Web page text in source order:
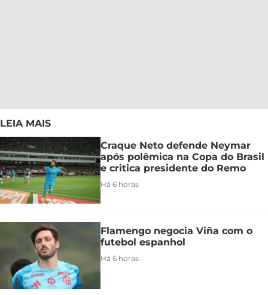
LEIA MAIS
Craque Neto defende Neymar
após polêmica na Copa do Brasil
e critica presidente do Remo
Há 6 horas
Flamengo negocia Viña com o
futebol espanhol
Há 6 horas